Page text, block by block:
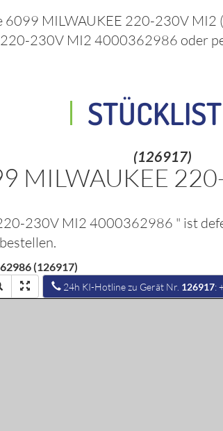
6099 MILWAUKEE 220-230V MI2
220-230V MI2 4000362986 oder
(126917)
MILWAUKEE
230V MI2 4000362986 " ist
(126917)
24h KI-Hotline zu Gerät Nr. 126917: